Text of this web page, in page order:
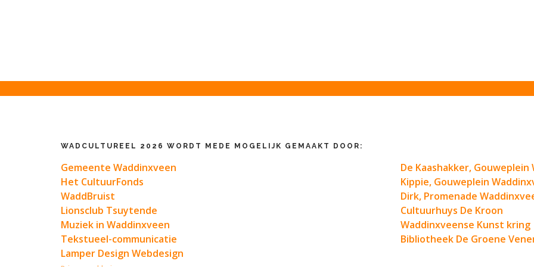
WADCULTUREEL 2026 WORDT MEDE MOGELIJK GEMAAKT DOOR:
Gemeente Waddinxveen
Het CultuurFonds
WaddBruist
Lionsclub Tsuytende
Muziek in Waddinxveen
Tekstueel-communicatie
Lamper Design Webdesign
De Kaashakker, Gouweplein
Kippie, Gouweplein
Dirk, Promenade
Cultuurhuys De Kroon
Waddinxveense Kunst kring
Bibliotheek De Groene